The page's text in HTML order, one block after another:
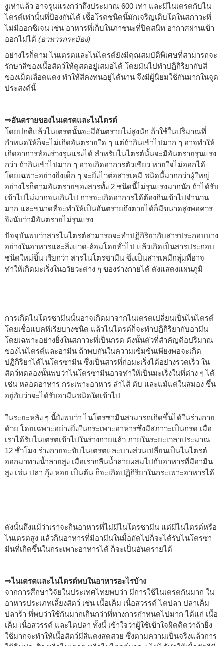
งูเห่าแล้ว อาจรุนแรงกว่าถึงประมาณ 600 เท่า และมีไนเตรตกับไน
ไตรต์เท่านั้นที่ป้องกันได้ เชื้อโรคชนิดนี้มักเจริญเติบโตในสภาวะที่
ไม่มีออกซิเจน เช่น อาหารที่เก็บในภาชนะที่ปิดสนิท อากาศผ่านเข้า
ออกไม่ได้ (อาหารกระป๋อง)
อย่างไรก็ตาม ไนเตรตและไนไตรต์ยังมีคุณสมบัติพิเศษที่สามารถจะ
รักษาสีของเนื้อสัตว์ให้ดูสดอยู่เสมอได้ โดยมันไปทำปฏิกิริยากับสี
ของเม็ดเลือดแดง ทำให้สีคงทนอยู่ได้นาน จึงมีผู้นิยมใช้กันมากในจุด
ประสงค์นี้
⇒อันตรายของไนเตรตและไนไตรต์
โดยปกติแล้วไนเตรตนั้นจะมีอันตรายไม่สูงนัก ถ้าใช้ในปริมาณที่
กำหนดให้ก็จะไม่เกิดอันตรายใด ๆ แต่ถ้ากินเข้าไปมาก ๆ อาจทำให้
เกิดอาการท้องร่วงรุนแรงได้ สำหรับไนไตรต์นั้นจะมีอันตรายรุนแรง
กว่า ถ้ากินเข้าไปมาก ๆ อาจเกิดอาการตัวเขียว หายใจไม่ออกได้
โดยเฉพาะอย่างยิ่งเด็ก ๆ จะยิ่งไวต่อสารเคมี ชนิดนี้มากกว่าผู้ใหญ่
อย่างไรก็ตามอันตรายของสารทั้ง 2 ชนิดนี้ไม่รุนแรงมากนัก ถ้าได้รับ
เข้าไปไม่มากจนเกินไป การจะเกิดอาการได้ต้องกินเข้าไปจำนวน
มาก และขนาดที่จะทำให้เป็นอันตรายถึงตายได้ก็มีขนาดสูงพอควร
จึงนับว่ามีอันตรายไม่รุนแรง
ปัจจุบันพบว่าสารไนไตรต์สามารถจะทำปฏิกิริยากับสารประกอบบาง
อย่างในอาหารและสิ่งแวด-ล้อมโดยทั่วไป แล้วเกิดเป็นสารประกอบ
ชนิดใหม่ขึ้น เรียกว่า สารไนโตรซามีน ซึ่งเป็นสารเคมีกลุ่มที่อาจ
ทำให้เกิดมะเร็งในอวัยวะต่าง ๆ ของร่างกายได้ ดังแสดงแผนภูมิ
การเกิดไนโตรซามีนนั้นอาจเกิดมาจากไนเตรตเปลี่ยนเป็นไนไตรต์
โดยเชื้อแบคทีเรียบางชนิด แล้วไนไตรต์ก็จะทำปฏิกิริยากับอามีน
โดยเฉพาะอย่างยิ่งในสภาวะที่เป็นกรด ดังนั้นตัวที่สำคัญคือปริมาณ
ของไนไตรต์และอามีน ถ้าพบกันในความเข้มข้นเพียงพอจะเกิด
ปฏิกิริยาได้ไนโตรซามีน ซึ่งเป็นสารที่ก่อมะเร็งได้อย่างรวดเร็ว ใน
สัตว์ทดลองนั้นพบว่าไนโตรซามีนอาจทำให้เป็นมะเร็งในที่ต่าง ๆ ได้
เช่น หลอดอาหาร กระเพาะอาหาร ลำไส้ ตับ และแม้แต่ในสมอง ขึ้น
อยู่กับว่าจะได้รับอามีนชนิดใดเข้าไป
ในระยะหลัง ๆ นี้ยังพบว่า ไนโตรซามีนสามารถเกิดขึ้นได้ในร่างกาย
ด้วย โดยเฉพาะอย่างยิ่งในกระเพาะอาหารซึ่งมีสภาวะเป็นกรด เมื่อ
เราได้รับไนเตรตเข้าไปในร่างกายแล้ว ภายในระยะเวลาประมาณ
12 ชั่วโมง ร่างกายจะขับไนเตรตและบางส่วนเปลี่ยนเป็นไนไตรต์
ออกมาทางน้ำลายสูง เมื่อเรากลืนน้ำลายผสมไปกับอาหารที่มีอามีน
สูง เช่น ปลา กุ้ง หอย เป็นต้น ก็จะเกิดปฏิกิริยาในกระเพาะอาหารได้
ดังนั้นถึงแม้ว่าเราจะกินอาหารที่ไม่มีไนโตรซามีน แต่มีไนไตรต์หรือ
ไนเตรตสูง แล้วกินอาหารที่มีอามีนในมื้อถัดไปก็จะได้รับไนโตรซา
มีนที่เกิดขึ้นในกระเพาะอาหารได้ ก็จะเป็นอันตรายได้
⇒ไนเตรตและไนไตรต์พบในอาหารอะไรบ้าง
จากการศึกษาวิจัยในประเทศไทยพบว่า มีการใช้ไนเตรตกันมาก ใน
อาหารประเภทเลี้ยงสัตว์ เช่น เนื้อเค็ม เนื้อสวรรค์ ไตปลา ปลาเค็ม
ปลาร้า ที่พบว่าใช้กันมากเกินกว่าที่ทางการกำหนดไปมาก ได้แก่ เนื้อ
เค็ม เนื้อสวรรค์ และไตปลา ทั้งนี้ เข้าใจว่าผู้ใช้เข้าใจผิดคิดว่าถ้ายิ่ง
ใช้มากจะทำให้เนื้อสัตว์มีสีแดงสดสวย ซึ่งตามความเป็นจริงแล้วการ